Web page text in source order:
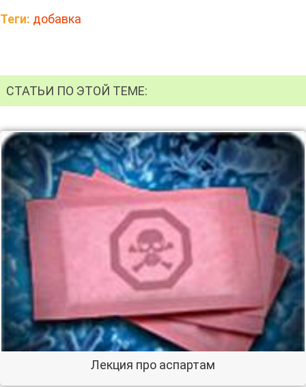
Теги: добавка
СТАТЬИ ПО ЭТОЙ ТЕМЕ:
Лекция про аспартам